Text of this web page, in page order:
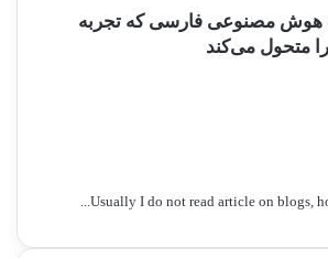
هوش مصنوعی فارسی که تجربه
را متحول می‌کند
Usually I do not read article on blogs,